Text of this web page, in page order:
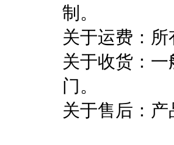
制。
关于运费：
关于收货：
门。
关于售后：